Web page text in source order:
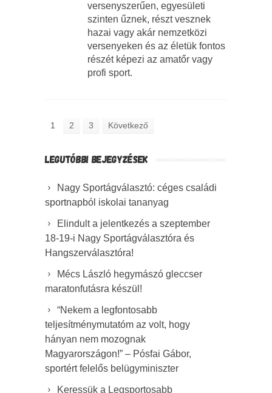
versenyszerűen, egyesületi
szinten űznek, részt vesznek
hazai vagy akár nemzetközi
versenyeken és az életük fontos
részét képezi az amatőr vagy
profi sport.
1 2 3 Következő
LEGUTÓBBI BEJEGYZÉSEK
Nagy Sportágválasztó: céges családi
sportnapból iskolai tananyag
Elindult a jelentkezés a szeptember
18-19-i Nagy Sportágválasztóra és
Hangszerválasztóra!
Mécs László hegymászó gleccser
maratonfutásra készül!
“Nekem a legfontosabb
teljesítménymutatóm az volt, hogy
hányan nem mozognak
Magyarországon!” – Pósfai Gábor,
sportért felelős belügyminiszter
Keressük a Legsportosabb